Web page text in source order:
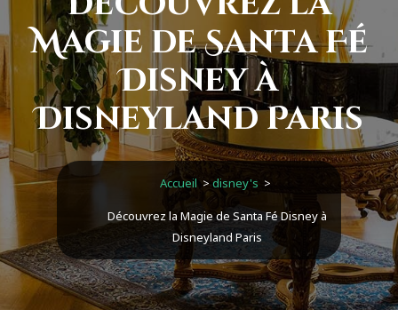
Magie de Santa Fé
Disney à
Disneyland Paris
Accueil> disney's >
Découvrez la Magie de Santa Fé Disney à
Disneyland Paris